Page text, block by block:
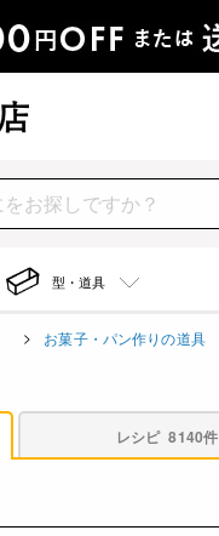
型・道具
お菓子・パン作りの道具
レシピ 8140件